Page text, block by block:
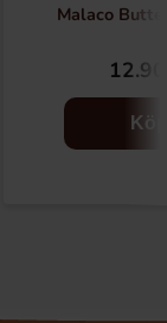
Malaco
Köp